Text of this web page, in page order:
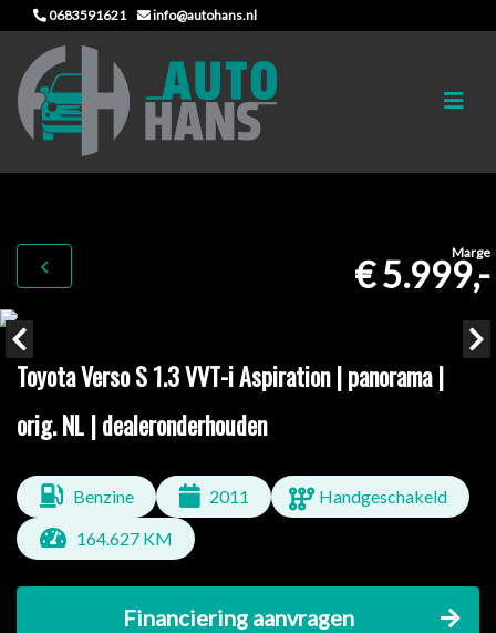
0683591621 info@autohans.nl
Marge
€ 5.999,-
Toyota Verso S 1.3 VVT-i Aspiration | panorama |
orig. NL | dealeronderhouden
Benzine 2011
Handgeschakeld
164.627 KM
Financiering aanvragen